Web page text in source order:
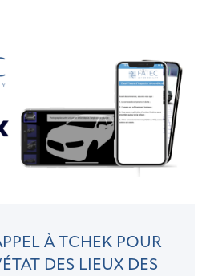
À TCHEK POUR
DES LIEUX DES